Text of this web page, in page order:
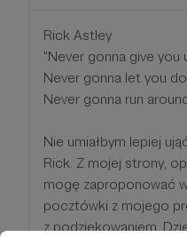
Rick Astley
"Never gonna give you
Never gonna let you
Never gonna run
Nie umiałbym lepiej
Rick. Z mojej strony,
mogę zaproponować
pocztówki z mojego
z podziękowaniem.